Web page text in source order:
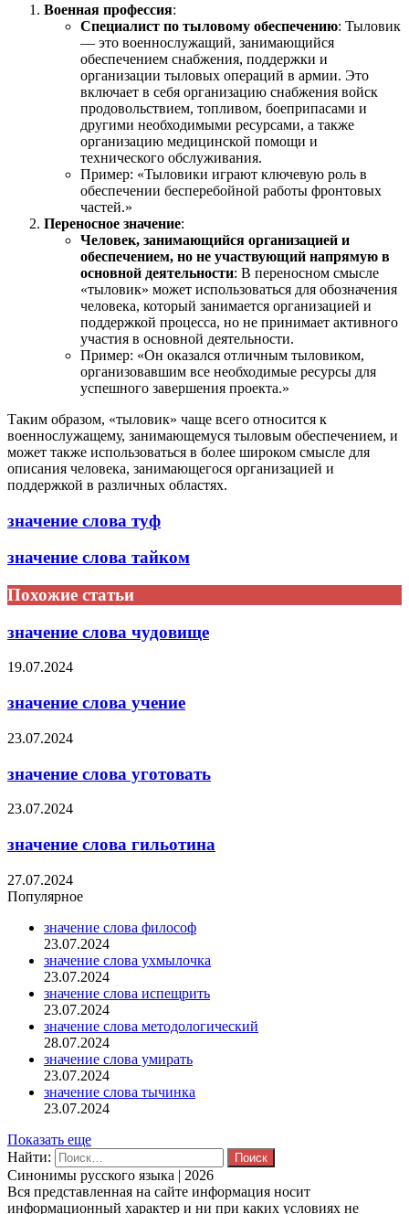
Военная профессия:
Специалист по тыловому обеспечению: Тыловик
— это военнослужащий, занимающийся
обеспечением снабжения, поддержки и
организации тыловых операций в армии. Это
включает в себя организацию снабжения войск
продовольствием, топливом, боеприпасами и
другими необходимыми ресурсами, а также
организацию медицинской помощи и
технического обслуживания.
Пример: «Тыловики играют ключевую роль в
обеспечении бесперебойной работы фронтовых
частей.»
Переносное значение:
Человек, занимающийся организацией и
обеспечением, но не участвующий напрямую в
основной деятельности: В переносном смысле
«тыловик» может использоваться для обозначения
человека, который занимается организацией и
поддержкой процесса, но не принимает активного
участия в основной деятельности.
Пример: «Он оказался отличным тыловиком,
организовавшим все необходимые ресурсы для
успешного завершения проекта.»
Таким образом, «тыловик» чаще всего относится к
военнослужащему, занимающемуся тыловым обеспечением, и
может также использоваться в более широком смысле для
описания человека, занимающегося организацией и
поддержкой в различных областях.
значение слова туф
значение слова тайком
Похожие статьи
значение слова чудовище
19.07.2024
значение слова учение
23.07.2024
значение слова уготовать
23.07.2024
значение слова гильотина
27.07.2024
Популярное
значение слова философ
23.07.2024
значение слова ухмылочка
23.07.2024
значение слова испещрить
23.07.2024
значение слова методологический
28.07.2024
значение слова умирать
23.07.2024
значение слова тычинка
23.07.2024
Показать еще
Найти:
Синонимы русского языка | 2026
Вся представленная на сайте информация носит
информационный характер и ни при каких условиях не